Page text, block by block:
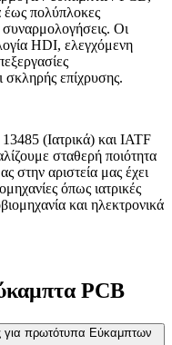
πολύπλοκες
Οι
HDI, ελεγχόμενη
επίχρυσης.
(Ιατρικά) και IATF
σταθερή ποιότητα
στην αριστεία μας έχει
όπως ιατρικές
και ηλεκτρονικά
PCB
για πρωτότυπα Εύκαμπτων